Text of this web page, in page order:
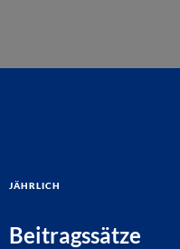
jährlich
Beitragssätze